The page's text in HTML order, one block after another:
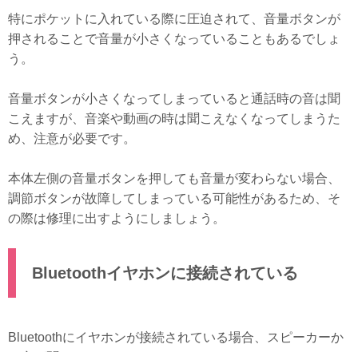
特にポケットに入れている際に圧迫されて、音量ボタンが
押されることで音量が小さくなっていることもあるでしょ
う。
音量ボタンが小さくなってしまっていると通話時の音は聞
こえますが、音楽や動画の時は聞こえなくなってしまうた
め、注意が必要です。
本体左側の音量ボタンを押しても音量が変わらない場合、
調節ボタンが故障してしまっている可能性があるため、そ
の際は修理に出すようにしましょう。
Bluetoothイヤホンに接続されている
Bluetoothにイヤホンが接続されている場合、スピーカーか